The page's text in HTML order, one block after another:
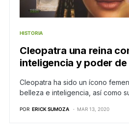
HISTORIA
Cleopatra una reina
inteligencia y poder
Cleopatra ha sido un ícono
belleza e inteligencia, así como
POR ERICK SUMOZA MAR 13, 2020